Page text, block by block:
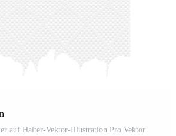
auf Halter-Vektor-Illustration Pro Vektor